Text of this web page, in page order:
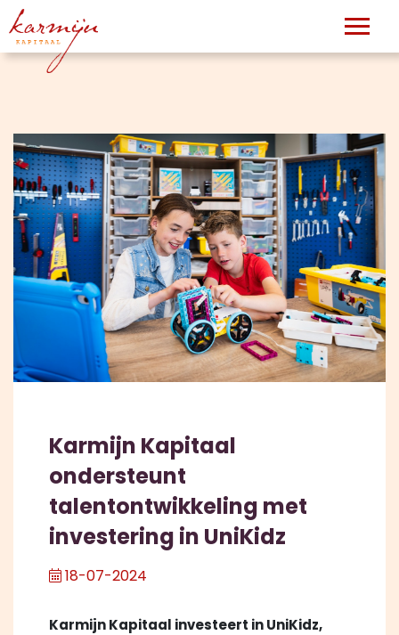
Karmijn Kapitaal
ondersteunt
talentontwikkeling met
investering in UniKidz
18-07-2024
Karmijn Kapitaal investeert in UniKidz,